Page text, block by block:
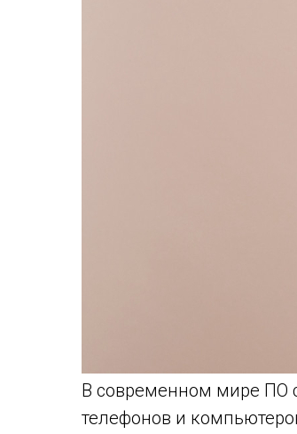
В современном мире ПО
телефонов и